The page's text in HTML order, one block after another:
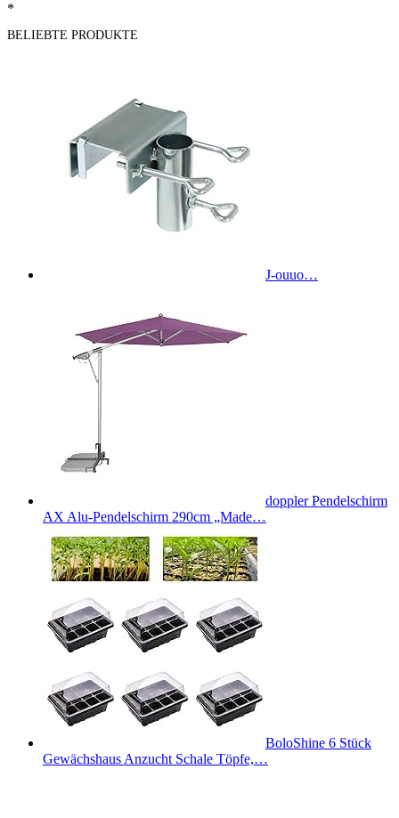
*
BELIEBTE PRODUKTE
J-ouuo…
doppler Pendelschirm
AX Alu-Pendelschirm 290cm „Made…
BoloShine 6 Stück
Gewächshaus Anzucht Schale Töpfe,…